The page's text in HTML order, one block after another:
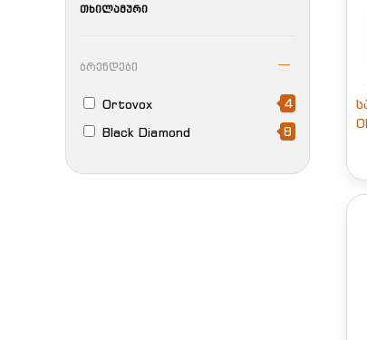
თხილამური
ბრენდები
Ortovox
4
Black Diamond
8